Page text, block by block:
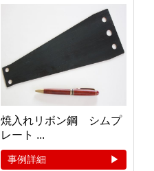
焼入れリボン鋼 シムプ
レート ...
事例詳細